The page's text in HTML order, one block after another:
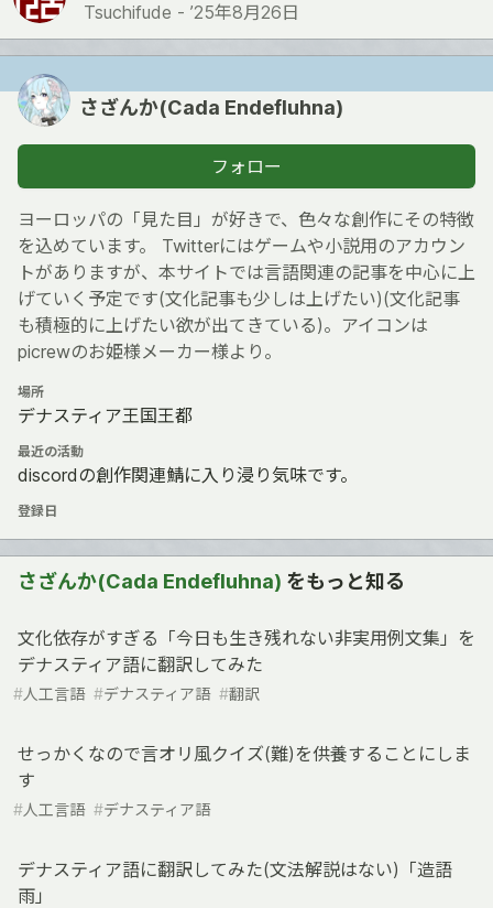
Tsuchifude - ’25年8月26日
さざんか(Cada Endefluhna)
フォロー
ヨーロッパの「見た目」が好きで、色々な創作にその特徴
を込めています。 Twitterにはゲームや小説用のアカウン
トがありますが、本サイトでは言語関連の記事を中心に上
げていく予定です(文化記事も少しは上げたい)(文化記事
も積極的に上げたい欲が出てきている)。アイコンは
picrewのお姫様メーカー様より。
場所
デナスティア王国王都
最近の活動
discordの創作関連鯖に入り浸り気味です。
登録日
さざんか(Cada Endefluhna) をもっと知る
文化依存がすぎる「今日も生き残れない非実用例文集」を
デナスティア語に翻訳してみた
#人工言語 #デナスティア語 #翻訳
せっかくなので言オリ風クイズ(難)を供養することにしま
す
#人工言語 #デナスティア語
デナスティア語に翻訳してみた(文法解説はない)「造語
雨」